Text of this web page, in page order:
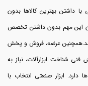
داشتن بهترین کالاها بدون
این مهم بدون داشتن تخصص
عرضه، فروش و پخش
شناخت ابزارآلات، نیاز به
دارد. ابزار صنعتی انتخاب با